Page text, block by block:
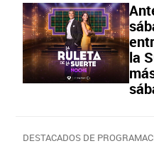
la
DESTACADOS DE